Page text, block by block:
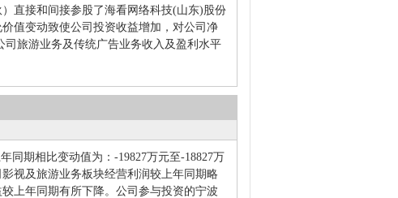
直接和间接参股了海看网络科技(山东)股份
值变动致使公司投资收益增加，对公司净
司旅游业务及传统广告业务收入及盈利水平
同期相比变动值为：-19827万元至-18827万
视及旅游业务板块经营利润较上年同期略
上年同期有所下降。公司参与投资的宁波